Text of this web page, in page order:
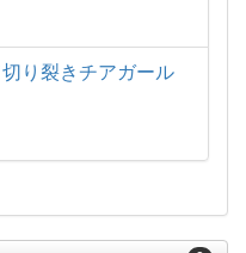
り裂きチアガール